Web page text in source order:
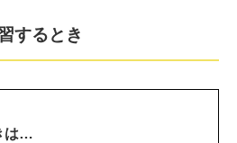
するとき
は…